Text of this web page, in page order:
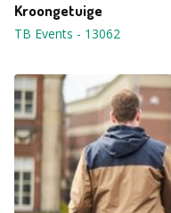
Kroongetuige
TB Events - 13062